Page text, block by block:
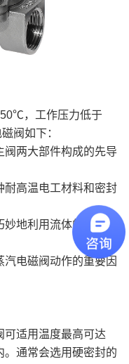
，工作压力低于
阀如下：
两大部件构成的先导
耐高温电工材料和密封
地利用流体的润滑作
电磁阀动作的重要因
可适用温度最高可达
通常会选用硬密封的